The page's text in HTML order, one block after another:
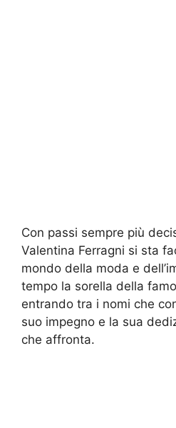
Con passi sempre più
Valentina Ferragni si sta
mondo della moda e
tempo la sorella della
entrando tra i nomi che
suo impegno e la sua
che affronta.